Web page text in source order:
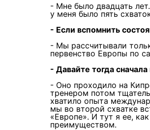
- Мне было двадцать
у меня было пять
- Если вспомнить
- Мы рассчитывали
первенство Европы по
- Давайте тогда
- Оно проходило на
тренером потом
хватило опыта
мы во второй схватке
«Европе». И тут я ее,
преимуществом.